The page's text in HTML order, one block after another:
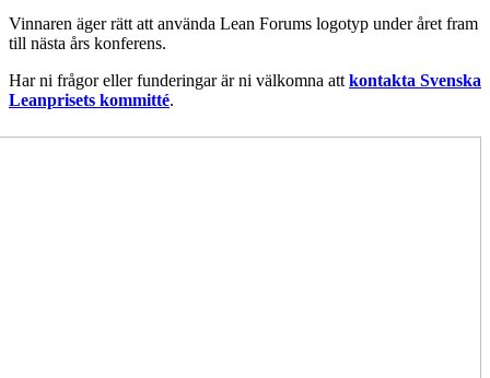
Vinnaren äger rätt att använda Lean Forums logotyp under året fram
till nästa års konferens.
Har ni frågor eller funderingar är ni välkomna att kontakta Svenska
Leanprisets kommitté.